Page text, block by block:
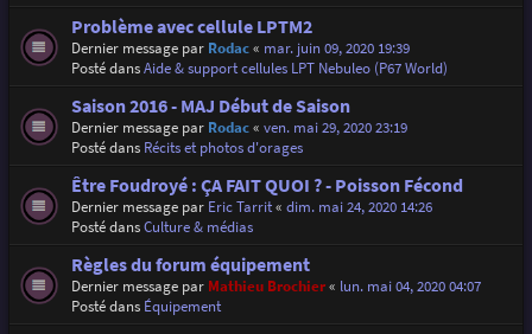
Problème avec cellule LPTM2
Dernier message par Rodac« mar. juin 09, 2020 19:39
Posté dansAide & support cellules LPT Nebuleo (P67 World)
Saison 2016 - MAJ Début de Saison
Dernier message par Rodac« ven. mai 29, 2020 23:19
Posté dans Récits et photos d'orages
Être Foudroyé : ÇA FAIT QUOI ? - Poisson Fécond
Dernier message par Eric Tarrit« dim. mai 24, 2020 14:26
Posté dansCulture & médias
Règles du forum équipement
Dernier message par Mathieu Brochier« lun. mai 04, 2020 04:07
Posté dans Équipement